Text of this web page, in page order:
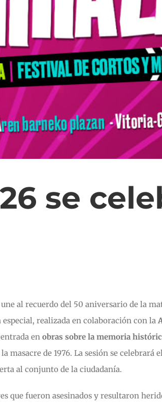
se
al recuerdo del 50 aniversario de la
realizada en colaboración con la
en obras sobre la memoria
de 1976. La sesión se celebrará
al conjunto de la ciudadanía.
fueron asesinados y resultaron